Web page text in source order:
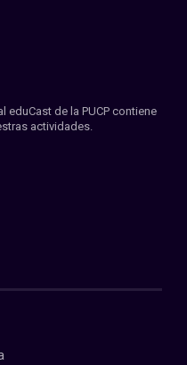
eduCast de la PUCP contiene
actividades.